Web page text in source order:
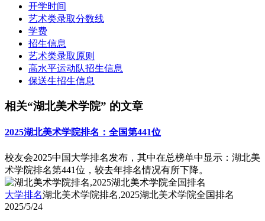
开学时间
艺术类录取分数线
学费
招生信息
艺术类录取原则
高水平运动队招生信息
保送生招生信息
相关“湖北美术学院” 的文章
2025湖北美术学院排名：全国第441位
校友会2025中国大学排名发布，其中在总榜单中显示：湖北美
术学院排名第441位，较去年排名情况有所下降。
大学排名湖北美术学院排名,2025湖北美术学院全国排名
2025/5/24